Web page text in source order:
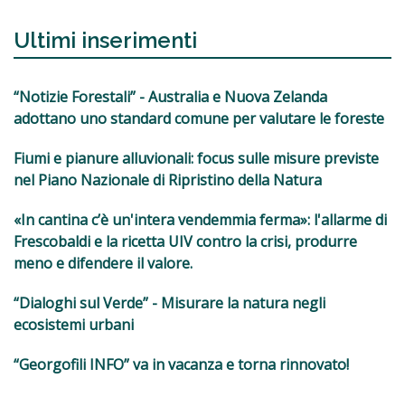
Ultimi inserimenti
“Notizie Forestali” - Australia e Nuova Zelanda
adottano uno standard comune per valutare le foreste
Fiumi e pianure alluvionali: focus sulle misure previste
nel Piano Nazionale di Ripristino della Natura
«In cantina c’è un'intera vendemmia ferma»: l'allarme di
Frescobaldi e la ricetta UIV contro la crisi, produrre
meno e difendere il valore.
“Dialoghi sul Verde” - Misurare la natura negli
ecosistemi urbani
“Georgofili INFO” va in vacanza e torna rinnovato!